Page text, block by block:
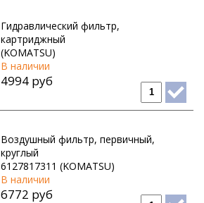
Гидравлический фильтр,
картриджный
(KOMATSU)
В наличии
4994 руб
Воздушный фильтр, первичный,
круглый
6127817311 (KOMATSU)
В наличии
6772 руб